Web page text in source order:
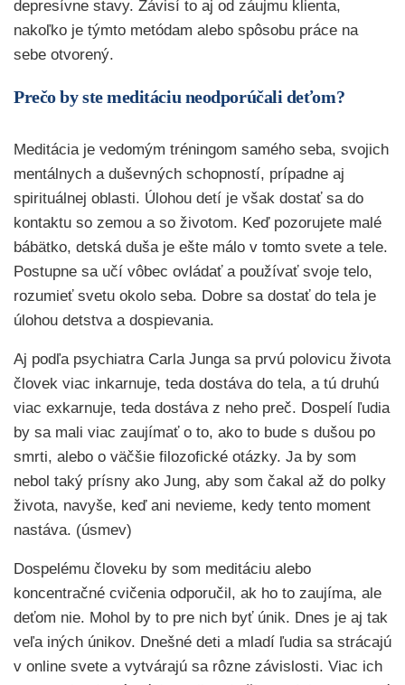
depresívne stavy. Závisí to aj od záujmu klienta,
nakoľko je týmto metódam alebo spôsobu práce na
sebe otvorený.
Prečo by ste meditáciu neodporúčali deťom?
Meditácia je vedomým tréningom samého seba, svojich
mentálnych a duševných schopností, prípadne aj
spirituálnej oblasti. Úlohou detí je však dostať sa do
kontaktu so zemou a so životom. Keď pozorujete malé
bábätko, detská duša je ešte málo v tomto svete a tele.
Postupne sa učí vôbec ovládať a používať svoje telo,
rozumieť svetu okolo seba. Dobre sa dostať do tela je
úlohou detstva a dospievania.
Aj podľa psychiatra Carla Junga sa prvú polovicu života
človek viac inkarnuje, teda dostáva do tela, a tú druhú
viac exkarnuje, teda dostáva z neho preč. Dospelí ľudia
by sa mali viac zaujímať o to, ako to bude s dušou po
smrti, alebo o väčšie filozofické otázky. Ja by som
nebol taký prísny ako Jung, aby som čakal až do polky
života, navyše, keď ani nevieme, kedy tento moment
nastáva. (úsmev)
Dospelému človeku by som meditáciu alebo
koncentračné cvičenia odporučil, ak ho to zaujíma, ale
deťom nie. Mohol by to pre nich byť únik. Dnes je aj tak
veľa iných únikov. Dnešné deti a mladí ľudia sa strácajú
v online svete a vytvárajú sa rôzne závislosti. Viac ich